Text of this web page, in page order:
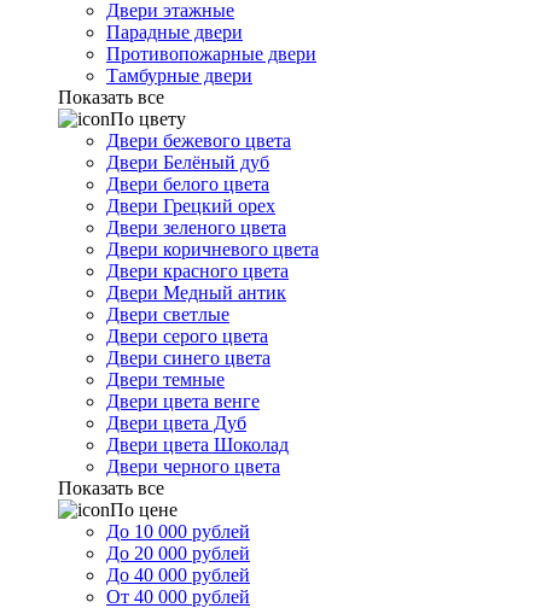
Двери этажные
Парадные двери
Противопожарные двери
Тамбурные двери
Показать все
По цвету
Двери бежевого цвета
Двери Белёный дуб
Двери белого цвета
Двери Грецкий орех
Двери зеленого цвета
Двери коричневого цвета
Двери красного цвета
Двери Медный антик
Двери светлые
Двери серого цвета
Двери синего цвета
Двери темные
Двери цвета венге
Двери цвета Дуб
Двери цвета Шоколад
Двери черного цвета
Показать все
По цене
До 10 000 рублей
До 20 000 рублей
До 40 000 рублей
От 40 000 рублей